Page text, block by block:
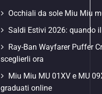
Occhiali da sole Miu Miu
Saldi Estivi 2026: quando
Ray-Ban Wayfarer Puffer
sceglierli ora
Miu Miu MU 01XV e MU
graduati online